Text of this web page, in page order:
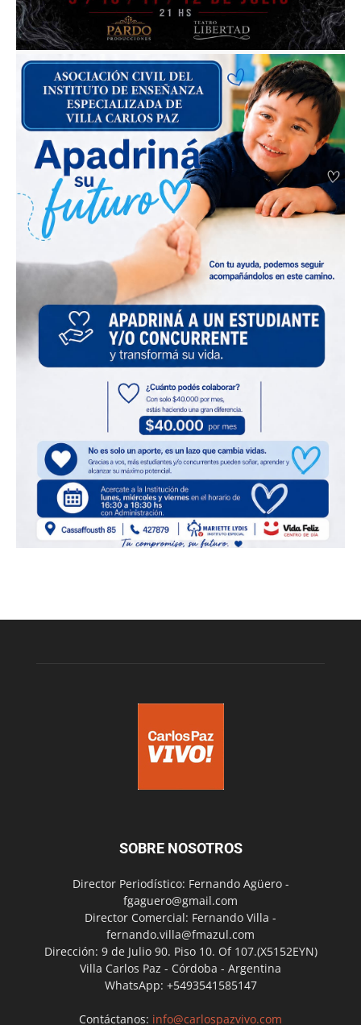
SOBRE NOSOTROS
Director Periodístico: Fernando Agüero -
fgaguero@gmail.com
Director Comercial: Fernando Villa -
fernando.villa@fmazul.com
Dirección: 9 de Julio 90. Piso 10. Of 107.(X5152EYN)
Villa Carlos Paz - Córdoba - Argentina
WhatsApp: +5493541585147
Contáctanos: info@carlospazvivo.com